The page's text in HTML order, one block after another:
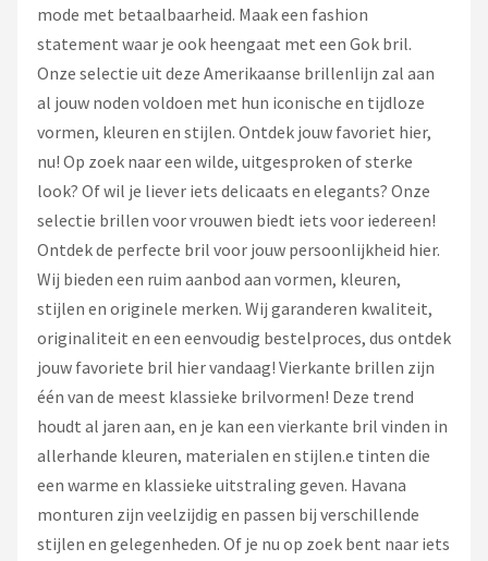
mode met betaalbaarheid. Maak een fashion
statement waar je ook heengaat met een Gok bril.
Onze selectie uit deze Amerikaanse brillenlijn zal aan
al jouw noden voldoen met hun iconische en tijdloze
vormen, kleuren en stijlen. Ontdek jouw favoriet hier,
nu! Op zoek naar een wilde, uitgesproken of sterke
look? Of wil je liever iets delicaats en elegants? Onze
selectie brillen voor vrouwen biedt iets voor iedereen!
Ontdek de perfecte bril voor jouw persoonlijkheid hier.
Wij bieden een ruim aanbod aan vormen, kleuren,
stijlen en originele merken. Wij garanderen kwaliteit,
originaliteit en een eenvoudig bestelproces, dus ontdek
jouw favoriete bril hier vandaag! Vierkante brillen zijn
één van de meest klassieke brilvormen! Deze trend
houdt al jaren aan, en je kan een vierkante bril vinden in
allerhande kleuren, materialen en stijlen.e tinten die
een warme en klassieke uitstraling geven. Havana
monturen zijn veelzijdig en passen bij verschillende
stijlen en gelegenheden. Of je nu op zoek bent naar iets